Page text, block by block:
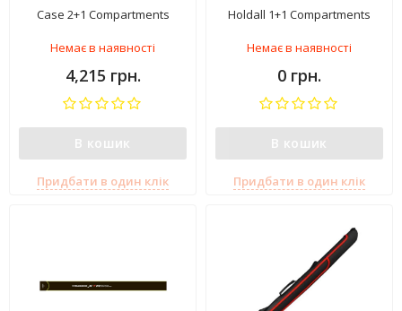
Case 2+1 Compartments
Немає в наявності
4,215 грн.
В кошик
Придбати в один клік
Holdall 1+1 Compartments
Немає в наявності
0 грн.
В кошик
Придбати в один клік